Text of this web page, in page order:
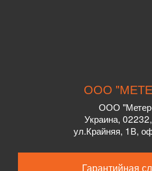
ООО
ООО
Украина, 02232
ул.Крайняя, 1В,
Гарантийная